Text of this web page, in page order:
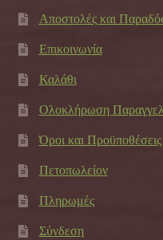
Αποστολές και
Επικοινωνία
Καλάθι
Ολοκλήρωση
Όροι και Προϋποθέσεις
Πετοπωλείον
Πληρωμές
Σύνδεση